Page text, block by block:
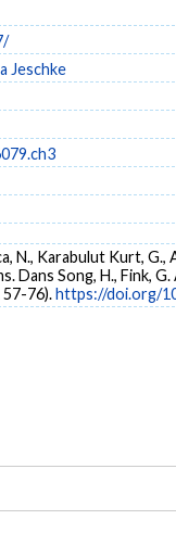
Jeschke
N., Karabulut Kurt,
Song, H., Fink, G.
76).https://doi.org/